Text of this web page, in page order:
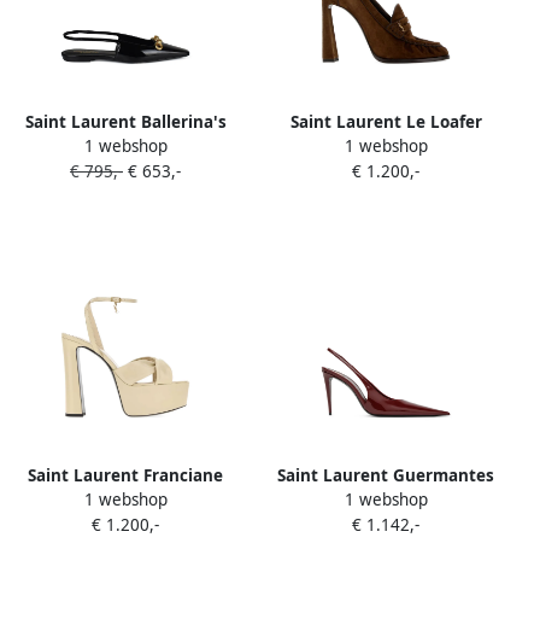
Saint Laurent Ballerina's
met schakelketting detail
Zwart
1 webshop
€ 795,- € 653,-
Saint Laurent Le Loafer
suède pumps Bruin
1 webshop
€ 1.200,-
Saint Laurent Franciane
geknoopte sandalen Beige
1 webshop
€ 1.200,-
Saint Laurent Guermantes
leren slingback pumps
Rood
1 webshop
€ 1.142,-